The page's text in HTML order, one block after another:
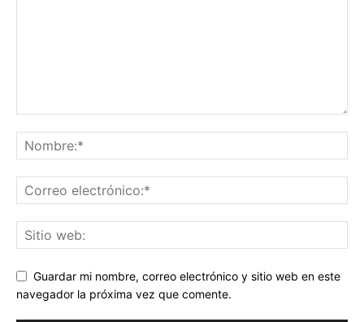
Guardar mi nombre, correo electrónico y sitio web en este
navegador la próxima vez que comente.